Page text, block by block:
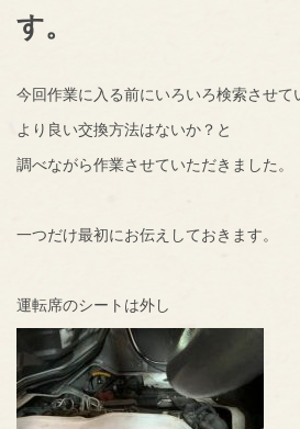
す。
今回作業に入る前にいろいろ検索させて
より良い交換方法はないか？と
調べながら作業させていただきました。
一つだけ最初にお伝えしておきます。
運転席のシートは外し